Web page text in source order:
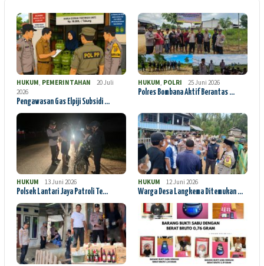
HUKUM PEMERINTAHAN
20 Juli
2026
Pengawasan Gas Elpiji Subsidi …
HUKUM POLRI
25 Juni 2026
Polres Bombana Aktif Berantas …
HUKUM
13 Juni 2026
Polsek Lantari Jaya Patroli Te…
HUKUM
12 Juni 2026
Warga Desa Langkema Ditemukan …